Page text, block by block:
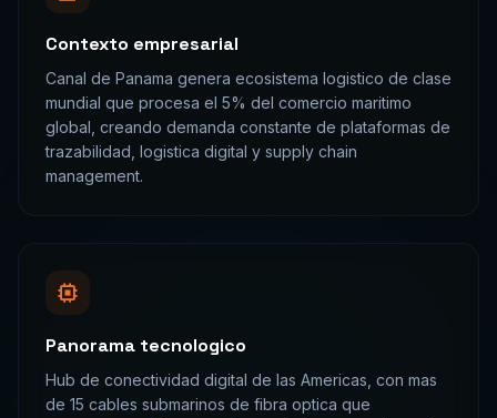
Contexto empresarial
Canal de Panama genera ecosistema logistico de clase
mundial que procesa el 5% del comercio maritimo
global, creando demanda constante de plataformas de
trazabilidad, logistica digital y supply chain
management.
Panorama tecnologico
Hub de conectividad digital de las Americas, con mas
de 15 cables submarinos de fibra optica que